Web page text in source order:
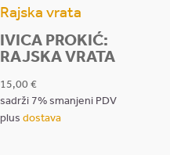
IVICA PROKIĆ:
RAJSKA VRATA
15,00€
sadrži 7% smanjeni PDV
plusdostava